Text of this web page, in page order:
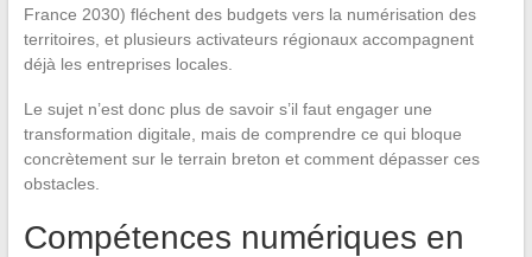
France 2030) fléchent des budgets vers la numérisation des
territoires, et plusieurs activateurs régionaux accompagnent
déjà les entreprises locales.
Le sujet n’est donc plus de savoir s’il faut engager une
transformation digitale, mais de comprendre ce qui bloque
concrètement sur le terrain breton et comment dépasser ces
obstacles.
Compétences numériques en